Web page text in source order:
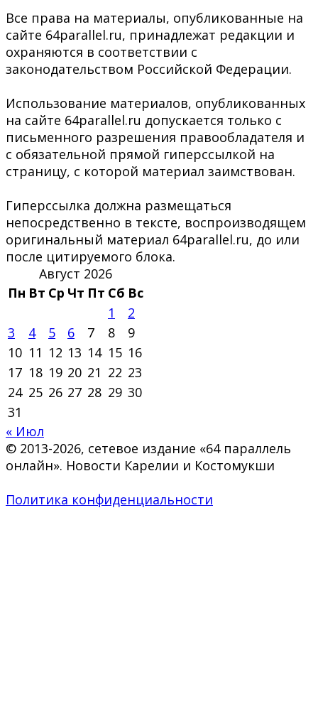
Все права на материалы, опубликованные на
сайте 64parallel.ru, принадлежат редакции и
охраняются в соответствии с
законодательством Российской Федерации.
Использование материалов, опубликованных
на сайте 64parallel.ru допускается только с
письменного разрешения правообладателя и
с обязательной прямой гиперссылкой на
страницу, с которой материал заимствован.
Гиперссылка должна размещаться
непосредственно в тексте, воспроизводящем
оригинальный материал 64parallel.ru, до или
после цитируемого блока.
Август 2026
Пн Вт Ср Чт Пт Сб Вс
1
2
3
4 5 6 7 8
9
10 11 12 13 14 15 16
17 18 19 20 21 22 23
24 25 26 27 28 29 30
31
« Июл
© 2013-2026, сетевое издание «64 параллель
онлайн». Новости Карелии и Костомукши
Политика конфиденциальности